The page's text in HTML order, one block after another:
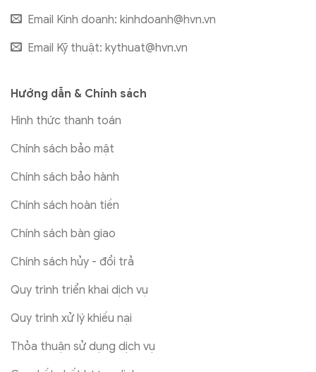
Email Kinh doanh: kinhdoanh@hvn.vn
Email Kỹ thuật: kythuat@hvn.vn
Hướng dẫn & Chính sách
Hình thức thanh toán
Chính sách bảo mật
Chính sách bảo hành
Chính sách hoàn tiền
Chính sách bàn giao
Chính sách hủy - đổi trả
Quy trình triển khai dịch vụ
Quy trình xử lý khiếu nại
Thỏa thuận sử dụng dịch vụ